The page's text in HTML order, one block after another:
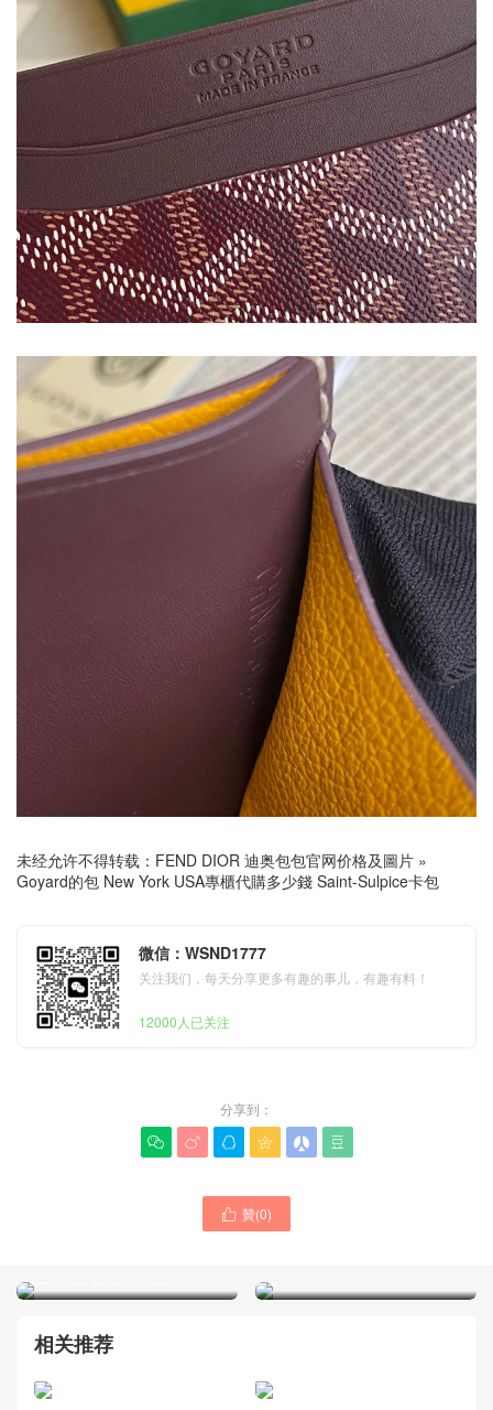
未经允许不得转载： FEND DIOR 迪奥包包官网价格及圖片 »
Goyard的包 New York USA專櫃代購多少錢 Saint-Sulpice卡包
微信：WSND1777
关注我们，每天分享更多有趣的事儿，有趣有料！
12000人已关注
分享到：
     
 贊(0)
Goyard是那個國家的品牌
相关推荐